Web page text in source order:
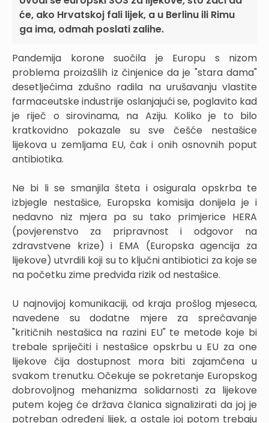
će, ako Hrvatskoj fali lijek, a u Berlinu ili Rimu
ga ima, odmah poslati zalihe.
Pandemija korone suočila je Europu s nizom
problema proizašlih iz činjenice da je "stara dama"
desetljećima zdušno radila na urušavanju vlastite
farmaceutske industrije oslanjajući se, poglavito kad
je riječ o sirovinama, na Aziju. Koliko je to bilo
kratkovidno pokazale su sve češće nestašice
lijekova u zemljama EU, čak i onih osnovnih poput
antibiotika.
Ne bi li se smanjila šteta i osigurala opskrba te
izbjegle nestašice, Europska komisija donijela je i
nedavno niz mjera pa su tako primjerice HERA
(povjerenstvo za pripravnost i odgovor na
zdravstvene krize) i EMA (Europska agencija za
lijekove) utvrdili koji su to ključni antibiotici za koje se
na početku zime predviđa rizik od nestašice.
U najnovijoj komunikaciji, od kraja prošlog mjeseca,
navedene su dodatne mjere za sprečavanje
"kritičnih nestašica na razini EU" te metode koje bi
trebale spriječiti i nestašice opskrbu u EU za one
lijekove čija dostupnost mora biti zajamčena u
svakom trenutku. Očekuje se pokretanje Europskog
dobrovoljnog mehanizma solidarnosti za lijekove
putem kojeg će država članica signalizirati da joj je
potreban određeni lijek, a ostale joj potom trebaju